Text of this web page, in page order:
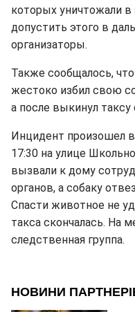
которых уничтожали в
допустить этого в
организаторы.
Также сообщалось,
жестоко избил свою
а после выкинул
Инцидент произошел в
17:30 на улице
вызвали к дому
органов, а собаку
Спасти животное не
такса скончалась. На
следственная группа.